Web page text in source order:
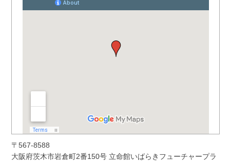
〒567-8588
大阪府茨木市岩倉町2番150号 立命館いばらきフューチャープラ